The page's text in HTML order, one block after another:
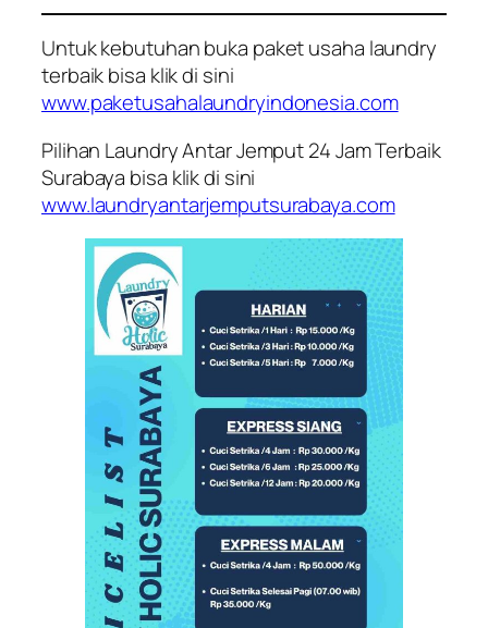
Untuk kebutuhan buka paket usaha laundry
terbaik bisa klik di sini
www.paketusahalaundryindonesia.com
Pilihan Laundry Antar Jemput 24 Jam Terbaik
Surabaya bisa klik di sini
www.laundryantarjemputsurabaya.com